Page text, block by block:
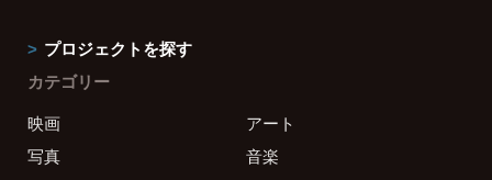
プロジェクトを探す
カテゴリー
映画
アート
写真
音楽